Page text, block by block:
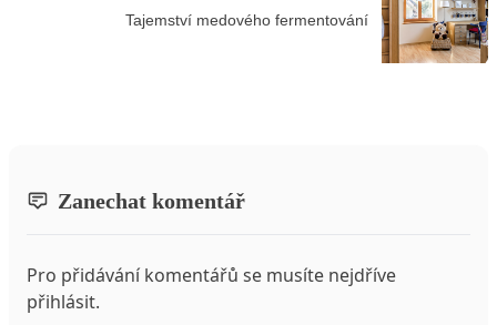
Tajemství medového fermentování
Zanechat komentář
Pro přidávání komentářů se musíte nejdříve
přihlásit.